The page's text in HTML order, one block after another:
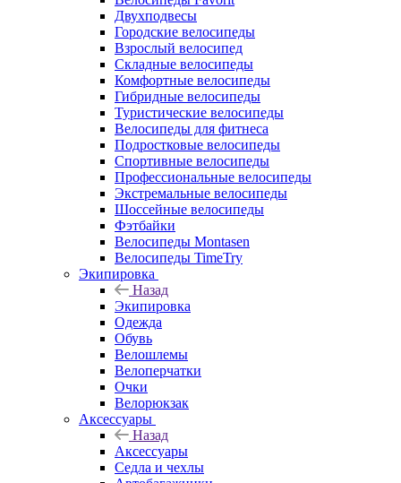
Двухподвесы
Городские велосипеды
Взрослый велосипед
Складные велосипеды
Комфортные велосипеды
Гибридные велосипеды
Туристические велосипеды
Велосипеды для фитнеса
Подростковые велосипеды
Спортивные велосипеды
Профессиональные велосипеды
Экстремальные велосипеды
Шоссейные велосипеды
Фэтбайки
Велосипеды Montasen
Велосипеды TimeTry
Экипировка
Назад
Экипировка
Одежда
Обувь
Велошлемы
Велоперчатки
Очки
Велорюкзак
Аксессуары
Назад
Аксессуары
Седла и чехлы